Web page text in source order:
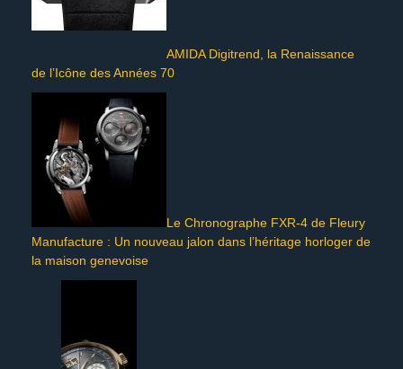
AMIDA Digitrend, la Renaissance
de l’Icône des Années 70
Le Chronographe FXR-4 de Fleury
Manufacture : Un nouveau jalon dans l’héritage horloger de
la maison genevoise